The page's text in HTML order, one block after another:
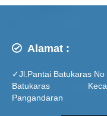
Alamat :
✓Jl.Pantai Batukaras
Batukaras
Pangandaran